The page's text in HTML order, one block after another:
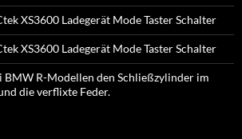
XS3600 Ladegerät Mode Taster Schalter
XS3600 Ladegerät Mode Taster Schalter
BMW R-Modellen den Schließzylinder im
die verflixte Feder.